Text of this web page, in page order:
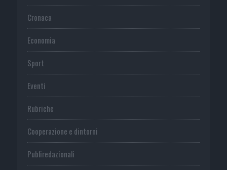
Cronaca
Economia
Sport
Eventi
Rubriche
Cooperazione e dintorni
Publiredazionali